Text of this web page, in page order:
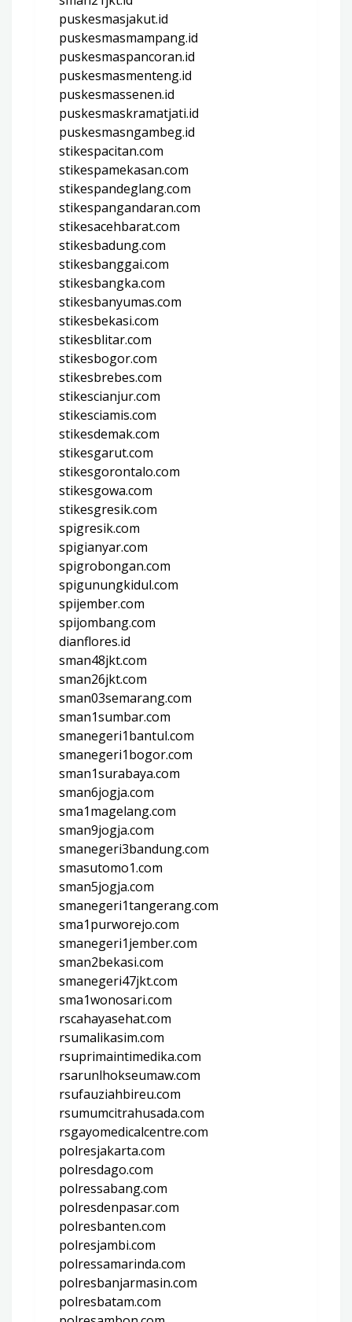
puskesmasjakut.id
puskesmasmampang.id
puskesmaspancoran.id
puskesmasmenteng.id
puskesmassenen.id
puskesmaskramatjati.id
puskesmasngambeg.id
stikespacitan.com
stikespamekasan.com
stikespandeglang.com
stikespangandaran.com
stikesacehbarat.com
stikesbadung.com
stikesbanggai.com
stikesbangka.com
stikesbanyumas.com
stikesbekasi.com
stikesblitar.com
stikesbogor.com
stikesbrebes.com
stikescianjur.com
stikesciamis.com
stikesdemak.com
stikesgarut.com
stikesgorontalo.com
stikesgowa.com
stikesgresik.com
spigresik.com
spigianyar.com
spigrobongan.com
spigunungkidul.com
spijember.com
spijombang.com
dianflores.id
sman48jkt.com
sman26jkt.com
sman03semarang.com
sman1sumbar.com
smanegeri1bantul.com
smanegeri1bogor.com
sman1surabaya.com
sman6jogja.com
sma1magelang.com
sman9jogja.com
smanegeri3bandung.com
smasutomo1.com
sman5jogja.com
smanegeri1tangerang.com
sma1purworejo.com
smanegeri1jember.com
sman2bekasi.com
smanegeri47jkt.com
sma1wonosari.com
rscahayasehat.com
rsumalikasim.com
rsuprimaintimedika.com
rsarunlhokseumaw.com
rsufauziahbireu.com
rsumumcitrahusada.com
rsgayomedicalcentre.com
polresjakarta.com
polresdago.com
polressabang.com
polresdenpasar.com
polresbanten.com
polresjambi.com
polressamarinda.com
polresbanjarmasin.com
polresbatam.com